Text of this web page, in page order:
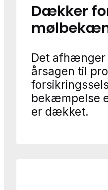
Dækker
Det afhænger
årsagen til
bekæmpelse
er dækket.